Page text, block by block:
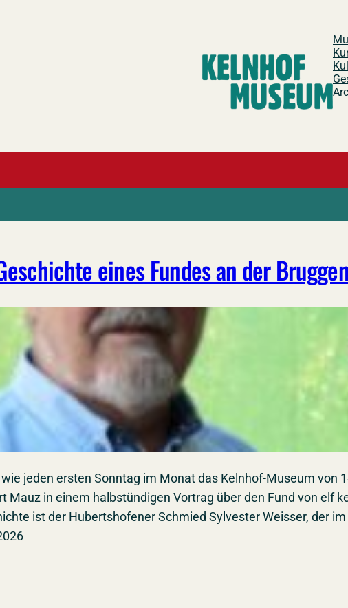
eines Fundes an der
jeden ersten Sonntag im Monat das Kelnhof-Museum von
Mauz in einem halbstündigen Vortrag über den Fund von elf
ist der Hubertshofener Schmied Sylvester Weisser, der